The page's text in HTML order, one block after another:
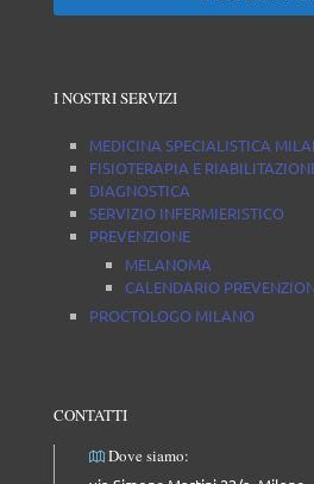
I NOSTRI SERVIZI
MEDICINA SPECIALISTICA
FISIOTERAPIA E
DIAGNOSTICA
SERVIZIO INFERMIERISTICO
PREVENZIONE
MELANOMA
CALENDARIO
PROCTOLOGO MILANO
CONTATTI
Dove siamo: